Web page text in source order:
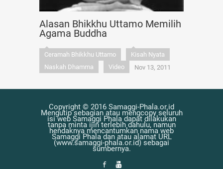
Alasan Bhikkhu Uttamo Memilih
Agama Buddha
Ceramah Bhikkhu Uttamo
Kisah Nyata
Naskah Dhamma
Video Nov 13, 2011
Copyright © 2016 Samaggi-Phala.or.id
Mengutip sebagian atau mengcopy seluruh
isi web Samaggi Phala dapat dilakukan
tanpa minta ijin terlebih dahulu, namun
hendaknya mencantumkan nama web
Samaggi Phala dan atau alamat URL
(www.samaggi-phala.or.id) sebagai
sumbernya.